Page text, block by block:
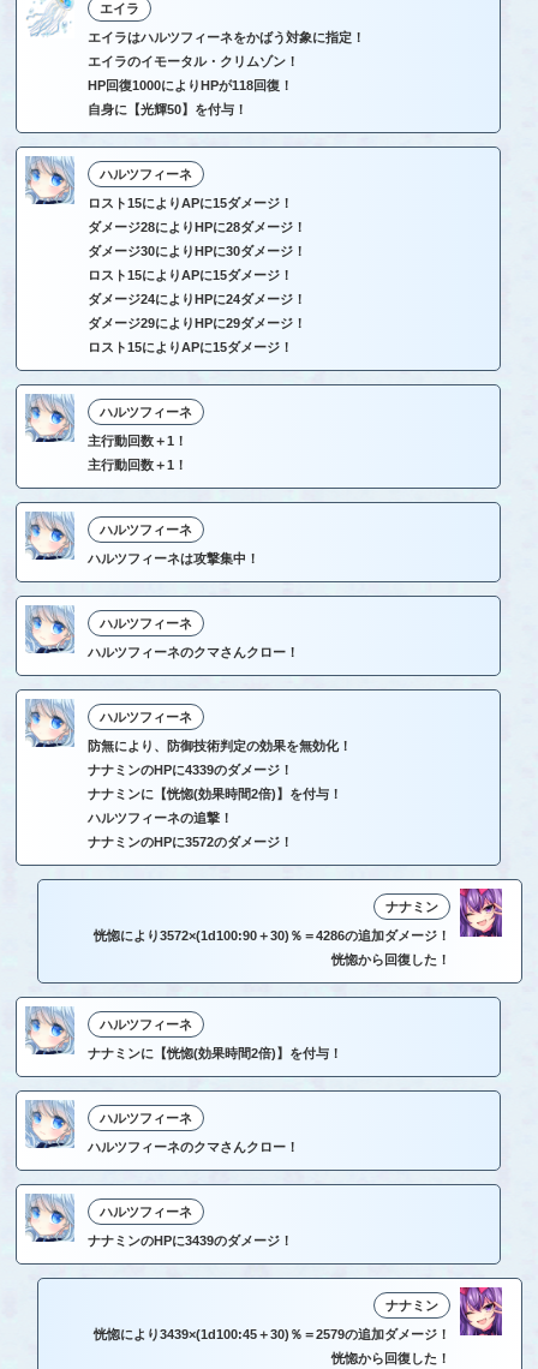
エイラ
エイラはハルツフィーネをかばう対象に指定！
エイラのイモータル・クリムゾン！
HP回復1000によりHPが118回復！
自身に【光輝50】を付与！
ハルツフィーネ
ロスト15によりAPに15ダメージ！
ダメージ28によりHPに28ダメージ！
ダメージ30によりHPに30ダメージ！
ロスト15によりAPに15ダメージ！
ダメージ24によりHPに24ダメージ！
ダメージ29によりHPに29ダメージ！
ロスト15によりAPに15ダメージ！
ハルツフィーネ
主行動回数＋1！
主行動回数＋1！
ハルツフィーネ
ハルツフィーネは攻撃集中！
ハルツフィーネ
ハルツフィーネのクマさんクロー！
ハルツフィーネ
防無により、防御技術判定の効果を無効化！
ナナミンのHPに4339のダメージ！
ナナミンに【恍惚(効果時間2倍)】を付与！
ハルツフィーネの追撃！
ナナミンのHPに3572のダメージ！
ナナミン
恍惚により3572×(1d100:90＋30)％＝4286の追加ダメージ！
恍惚から回復した！
ハルツフィーネ
ナナミンに【恍惚(効果時間2倍)】を付与！
ハルツフィーネ
ハルツフィーネのクマさんクロー！
ハルツフィーネ
ナナミンのHPに3439のダメージ！
ナナミン
恍惚により3439×(1d100:45＋30)％＝2579の追加ダメージ！
恍惚から回復した！